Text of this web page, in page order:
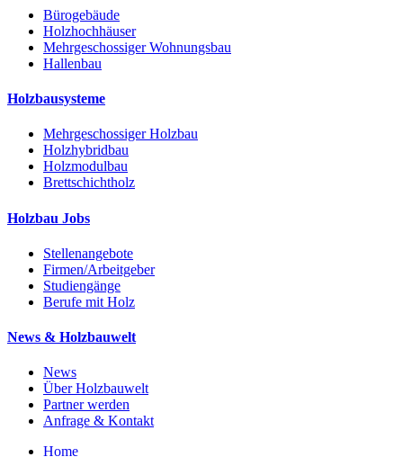
Bürogebäude
Holzhochhäuser
Mehrgeschossiger Wohnungsbau
Hallenbau
Holzbausysteme
Mehrgeschossiger Holzbau
Holzhybridbau
Holzmodulbau
Brettschichtholz
Holzbau Jobs
Stellenangebote
Firmen/Arbeitgeber
Studiengänge
Berufe mit Holz
News & Holzbauwelt
News
Über Holzbauwelt
Partner werden
Anfrage & Kontakt
Home